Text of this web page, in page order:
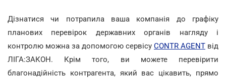
Дізнатися чи потрапила ваша компанія до графіку
планових перевірок державних органів нагляду і
контролю можна за допомогою сервісу CONTR AGENT від
ЛІГА:ЗАКОН. Крім того, ви можете перевірити
благонадійність контрагента, який вас цікавить, прямо